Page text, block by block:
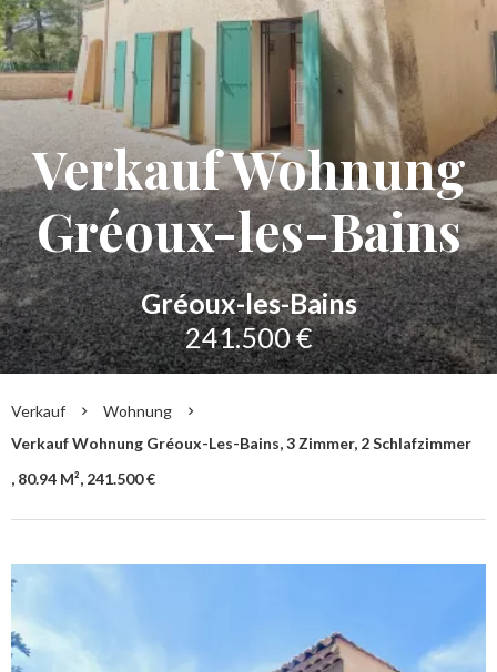
Verkauf Wohnung
Gréoux-les-Bains
Gréoux-les-Bains
241.500 €
Verkauf
Wohnung
Verkauf Wohnung Gréoux-Les-Bains, 3 Zimmer, 2 Schlafzimmer
, 80.94 M², 241.500 €